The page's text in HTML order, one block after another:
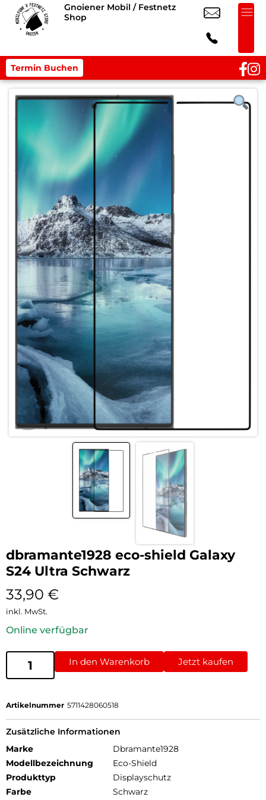
Gnoiener Mobil / Festnetz
Shop
Termin Buchen
dbramante1928 eco-shield Galaxy
S24 Ultra Schwarz
33,90 €
inkl. MwSt.
Online verfügbar
In den Warenkorb Jetzt kaufen
Artikelnummer 5711428060518
Zusätzliche Informationen
Marke
Dbramante1928
Modellbezeichnung
Eco-Shield
Produkttyp
Displayschutz
Farbe
Schwarz